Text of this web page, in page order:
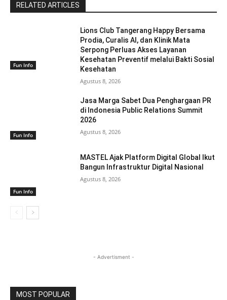
RELATED ARTICLES
Fun Info
Lions Club Tangerang Happy Bersama
Prodia, Curalis AI, dan Klinik Mata
Serpong Perluas Akses Layanan
Kesehatan Preventif melalui Bakti Sosial
Kesehatan
Agustus 8, 2026
Fun Info
Jasa Marga Sabet Dua Penghargaan PR
di Indonesia Public Relations Summit
2026
Agustus 8, 2026
Fun Info
MASTEL Ajak Platform Digital Global Ikut
Bangun Infrastruktur Digital Nasional
Agustus 8, 2026
- Advertisment -
MOST POPULAR